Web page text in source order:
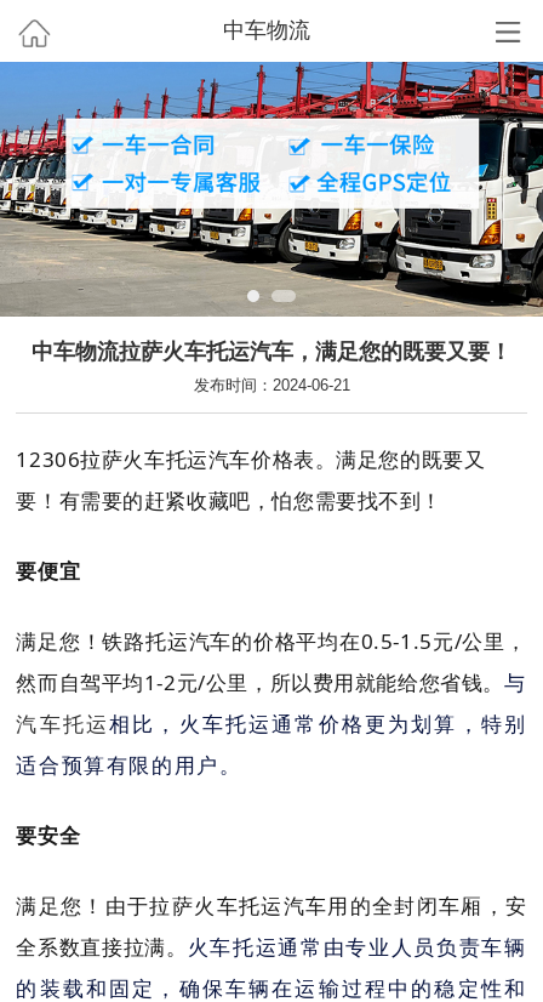
中车物流
中车物流拉萨火车托运汽车，满足您的既要又要！
发布时间：2024-06-21
12306拉萨火车托运汽车价格表。满足您的既要又
要！ 有需要的赶紧收藏吧，怕您需要找不到！
要便宜
满足您！铁路托运汽车的价格平均在0.5-1.5元/公里，
然而自驾平均1-2元/公里，所以费用就能给您省钱。 与
汽车托运相比，火车托运通常价格更为划算，特别
适合预算有限的用户。
要安全
满足您！由于拉萨火车托运汽车用的全封闭车厢，安
全系数直接拉满。
火车托运通常由专业人员负责车辆
的装载和固定，确保车辆在运输过程中的稳定性和